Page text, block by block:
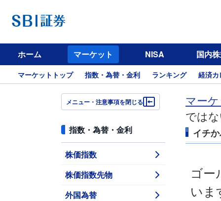
ホーム マーケット NISA 国内
マーケットトップ 指数・為替・金利 ランキング 経済
メニュー・注意事項を閉じる
指数・為替・金利
株価指数
株価指数先物
外国為替
マー
では
イチ
ゴー
いま